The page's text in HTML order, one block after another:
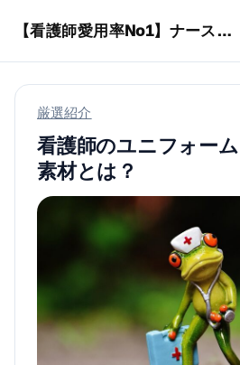
【看護師愛用率No1】ナースリーで人気の商品はコレ
厳選紹介
看護師のユニフォー
素材とは？